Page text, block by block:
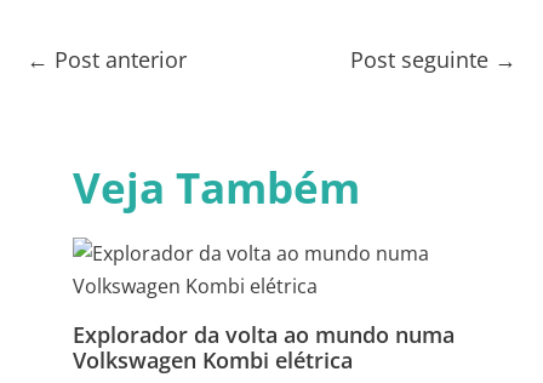
← Post anterior Post seguinte →
Veja Também
Explorador da volta ao mundo numa
Volkswagen Kombi elétrica